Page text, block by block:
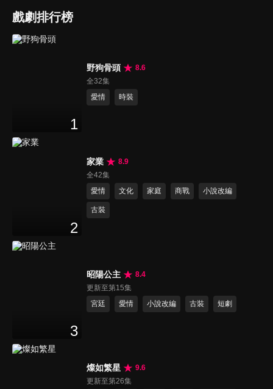
戲劇排行榜
1
野狗骨頭
8.6
全32集
愛情
時裝
2
家業
8.9
全42集
愛情
文化 家庭 商戰 小說改編
古裝
3
昭陽公主
8.4
更新至第15集
宮廷
愛情 小說改編 古裝 短劇
燦如繁星
9.6
更新至第26集